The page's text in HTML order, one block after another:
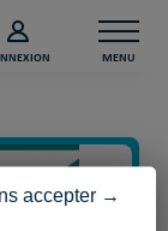
MENU
accepter →